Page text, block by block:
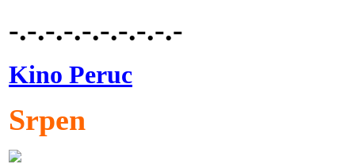
-.-.-.-.-.-.-.-.-.-
Kino Peruc
Srpen